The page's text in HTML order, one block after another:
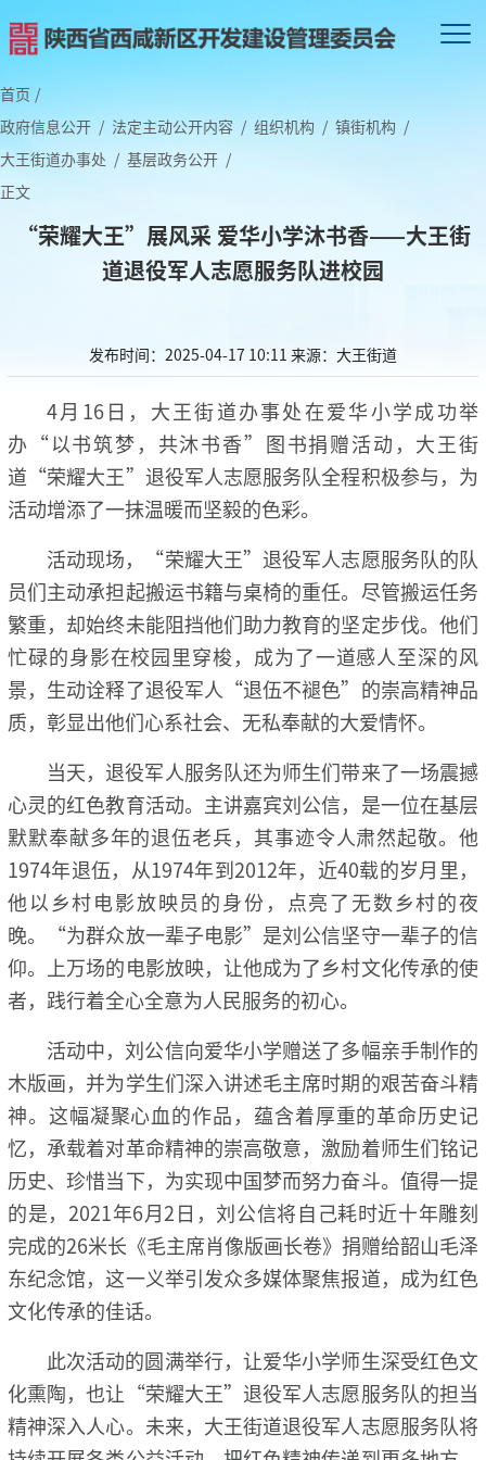
首页 /
政府信息公开 / 法定主动公开内容 / 组织机构 / 镇街机构 /
大王街道办事处 / 基层政务公开 /
正文
“荣耀大王”展风采 爱华小学沐书香——大王街
道退役军人志愿服务队进校园
发布时间：2025-04-17 10:11 来源：大王街道
4月16日，大王街道办事处在爱华小学成功举
办“以书筑梦，共沐书香”图书捐赠活动，大王街
道“荣耀大王”退役军人志愿服务队全程积极参与，为
活动增添了一抹温暖而坚毅的色彩。
活动现场，“荣耀大王”退役军人志愿服务队的队
员们主动承担起搬运书籍与桌椅的重任。尽管搬运任务
繁重，却始终未能阻挡他们助力教育的坚定步伐。他们
忙碌的身影在校园里穿梭，成为了一道感人至深的风
景，生动诠释了退役军人“退伍不褪色”的崇高精神品
质，彰显出他们心系社会、无私奉献的大爱情怀。
当天，退役军人服务队还为师生们带来了一场震撼
心灵的红色教育活动。主讲嘉宾刘公信，是一位在基层
默默奉献多年的退伍老兵，其事迹令人肃然起敬。他
1974年退伍，从1974年到2012年，近40载的岁月里，
他以乡村电影放映员的身份，点亮了无数乡村的夜
晚。“为群众放一辈子电影”是刘公信坚守一辈子的信
仰。上万场的电影放映，让他成为了乡村文化传承的使
者，践行着全心全意为人民服务的初心。
活动中，刘公信向爱华小学赠送了多幅亲手制作的
木版画，并为学生们深入讲述毛主席时期的艰苦奋斗精
神。这幅凝聚心血的作品，蕴含着厚重的革命历史记
忆，承载着对革命精神的崇高敬意，激励着师生们铭记
历史、珍惜当下，为实现中国梦而努力奋斗。值得一提
的是，2021年6月2日，刘公信将自己耗时近十年雕刻
完成的26米长《毛主席肖像版画长卷》捐赠给韶山毛泽
东纪念馆，这一义举引发众多媒体聚焦报道，成为红色
文化传承的佳话。
此次活动的圆满举行，让爱华小学师生深受红色文
化熏陶，也让“荣耀大王”退役军人志愿服务队的担当
精神深入人心。未来，大王街道退役军人志愿服务队将